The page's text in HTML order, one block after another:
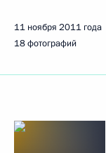
11 ноября 2011 года
18 фотографий